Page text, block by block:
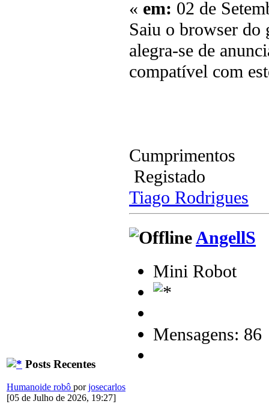
Posts Recentes
Humanoide robô porjosecarlos
[05 de Julho de 2026, 19:27]
« em: 02 de
Saiu o browser do
alegra-se de
compatível com
Cumprimentos
Registado
Tiago Rodrigues
AngellS
Mini Robot
Mensagens: 86